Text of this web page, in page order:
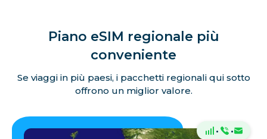
Piano eSIM regionale più
conveniente
Se viaggi in più paesi, i pacchetti regionali qui sotto
offrono un miglior valore.
· ·